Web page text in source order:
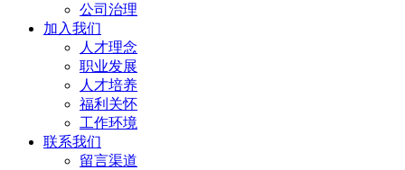
公司治理
加入我们
人才理念
职业发展
人才培养
福利关怀
工作环境
联系我们
留言渠道